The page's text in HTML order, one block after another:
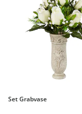
Set Grabvase